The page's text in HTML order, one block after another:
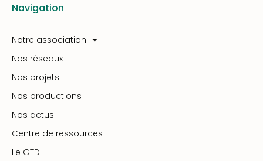
Navigation
Notre association
Nos réseaux
Nos projets
Nos productions
Nos actus
Centre de ressources
Le GTD